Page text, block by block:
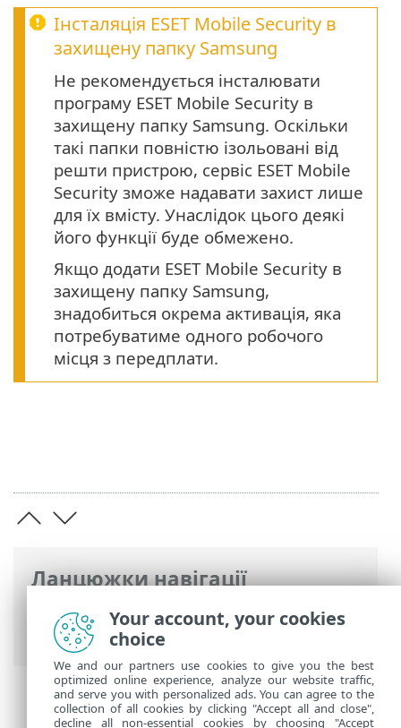
Ланцюжки навігації
Інтерактивна довідка ESET>ESET
Mobile Security> Installation_gp
Інсталяція ESET Mobile Security в
захищену папку Samsung
Не рекомендується інсталювати
програму ESET Mobile Security в
захищену папку Samsung. Оскільки
такі папки повністю ізольовані від
решти пристрою, сервіс ESET Mobile
Security зможе надавати захист лише
для їх вмісту. Унаслідок цього деякі
його функції буде обмежено.
Якщо додати ESET Mobile Security в
захищену папку Samsung,
знадобиться окрема активація, яка
потребуватиме одного робочого
місця з передплати.
Your account, your cookies
choice
We and our partners use cookies to give you the best
optimized online experience, analyze our website traffic,
and serve you with personalized ads. You can agree to the
collection of all cookies by clicking "Accept all and close",
decline all non-essential cookies by choosing "Accept